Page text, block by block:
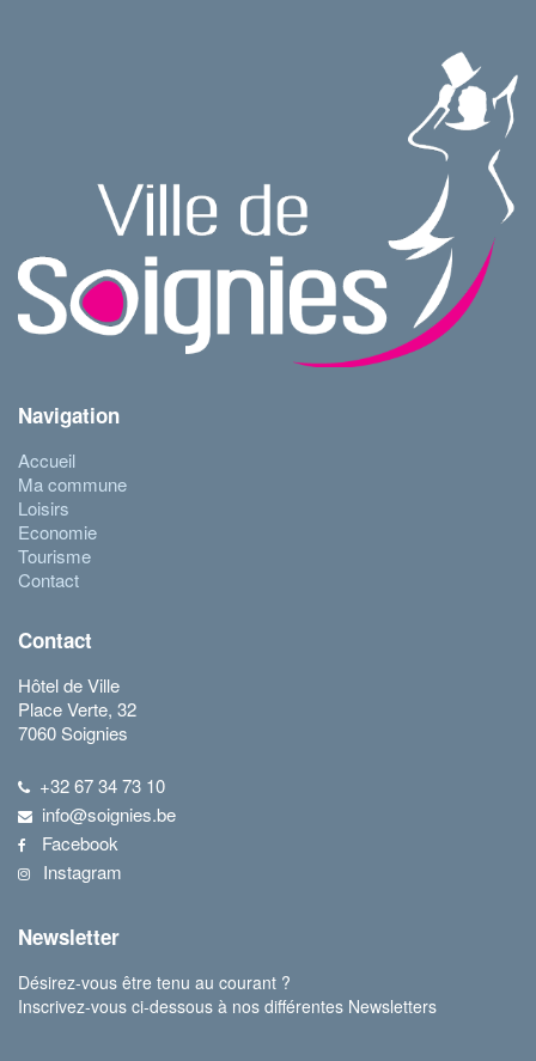
Navigation
Accueil
Ma commune
Loisirs
Economie
Tourisme
Contact
Contact
Hôtel de Ville
Place Verte, 32
7060 Soignies
+32 67 34 73 10
info@soignies.be
Facebook
Instagram
Newsletter
Désirez-vous être tenu au courant ?
Inscrivez-vous ci-dessous à nos différentes Newsletters